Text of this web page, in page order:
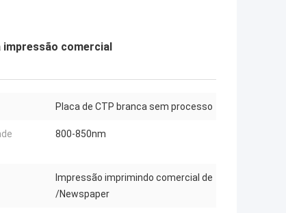
comercial
Placa de CTP branca sem processo
800-850nm
Impressão imprimindo comercial de
/Newspaper